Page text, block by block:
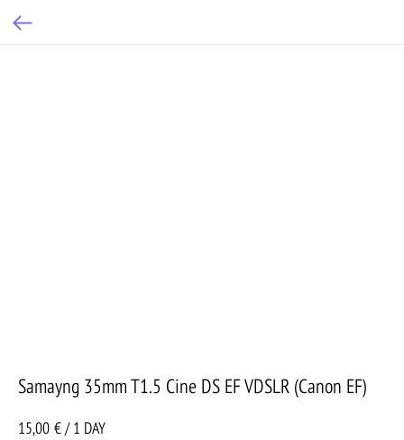
Samayng 35mm T1.5 Cine DS EF VDSLR (Canon EF)
15,00 € / 1 DAY